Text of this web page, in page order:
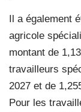
Il a également
agricole
montant de
travailleurs
2027 et de
Pour les